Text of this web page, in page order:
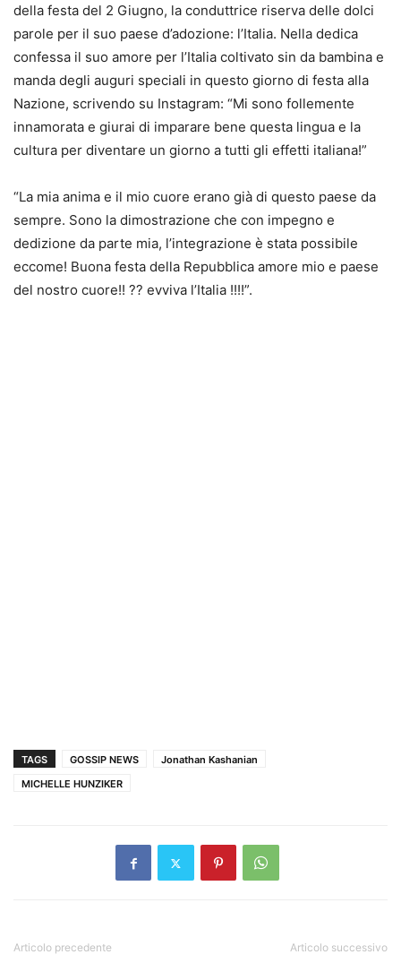
della festa del 2 Giugno, la conduttrice riserva delle dolci
parole per il suo paese d’adozione: l’Italia. Nella dedica
confessa il suo amore per l’Italia coltivato sin da bambina e
manda degli auguri speciali in questo giorno di festa alla
Nazione, scrivendo su Instagram: “Mi sono follemente
innamorata e giurai di imparare bene questa lingua e la
cultura per diventare un giorno a tutti gli effetti italiana!”
“La mia anima e il mio cuore erano già di questo paese da
sempre. Sono la dimostrazione che con impegno e
dedizione da parte mia, l’integrazione è stata possibile
eccome! Buona festa della Repubblica amore mio e paese
del nostro cuore!! ?? evviva l’Italia !!!!”.
TAGS GOSSIP NEWS
Jonathan Kashanian
MICHELLE HUNZIKER
Articolo precedente Articolo successivo